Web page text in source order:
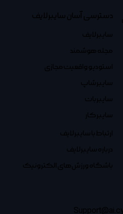
دسترسی آسان سایبرلایف
سایبرلایف
مجله هوشمند
استودیو واقعیت مجازی
سایبرشاپ
سایبربات
سایبرکار
ارتباط با سایبرلایف
درباره سایبرلایف
باشگاه ورزش‌های الکترونیک